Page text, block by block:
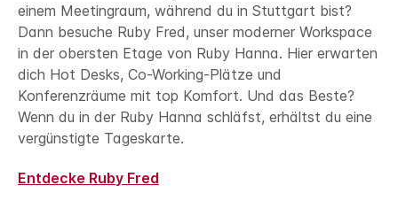
einem Meetingraum, während du in Stuttgart bist?
Dann besuche Ruby Fred, unser moderner Workspace
in der obersten Etage von Ruby Hanna. Hier erwarten
dich Hot Desks, Co-Working-Plätze und
Konferenzräume mit top Komfort. Und das Beste?
Wenn du in der Ruby Hanna schläfst, erhältst du eine
vergünstigte Tageskarte.
Entdecke Ruby Fred